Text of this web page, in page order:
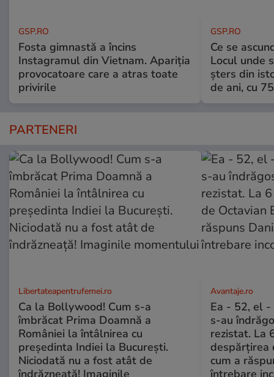
GSP.RO
Fosta gimnastă a încins
Instagramul din Vietnam. Apariția
provocatoare care a atras toate
privirile
GSP.RO
Ce se
Locul unde
șters din
de ani, cu
PARTENERI
Libertateapentrufemei.ro
Ca la Bollywood! Cum s-a
îmbrăcat Prima Doamnă a
României la întâlnirea cu
președinta Indiei la București.
Niciodată nu a fost atât de
îndrăzneață! Imaginile
Avantaje.ro
Ea - 52, el -
s-au
rezistat. La
despărțirea
cum a
întrebare